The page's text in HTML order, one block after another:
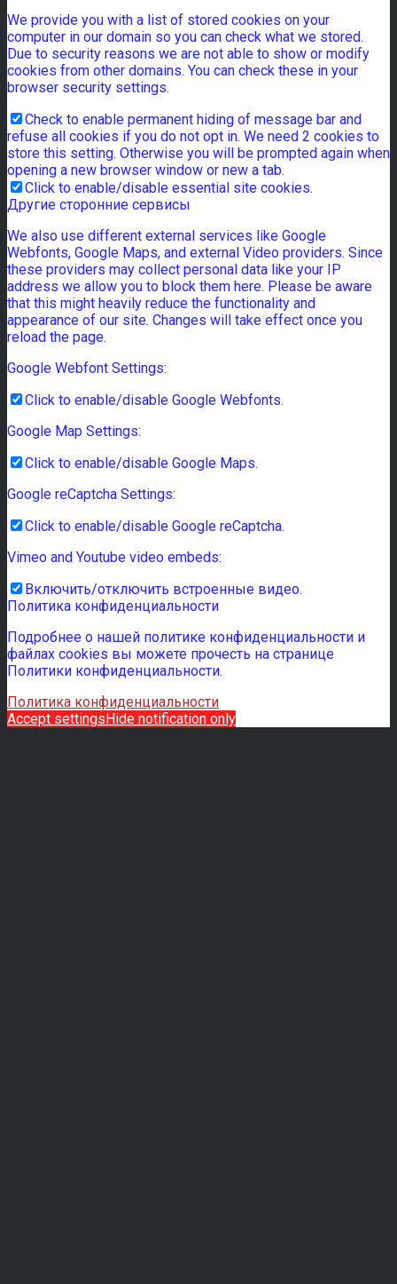
We provide you with a list of stored cookies on your
computer in our domain so you can check what we stored.
Due to security reasons we are not able to show or modify
cookies from other domains. You can check these in your
browser security settings.
Check to enable permanent hiding of message bar and
refuse all cookies if you do not opt in. We need 2 cookies to
store this setting. Otherwise you will be prompted again when
opening a new browser window or new a tab.
Click to enable/disable essential site cookies.
Другие сторонние сервисы
We also use different external services like Google
Webfonts, Google Maps, and external Video providers. Since
these providers may collect personal data like your IP
address we allow you to block them here. Please be aware
that this might heavily reduce the functionality and
appearance of our site. Changes will take effect once you
reload the page.
Google Webfont Settings:
Click to enable/disable Google Webfonts.
Google Map Settings:
Click to enable/disable Google Maps.
Google reCaptcha Settings:
Click to enable/disable Google reCaptcha.
Vimeo and Youtube video embeds:
Включить/отключить встроенные видео.
Политика конфиденциальности
Подробнее о нашей политике конфиденциальности и
файлах cookies вы можете прочесть на странице
Политики конфиденциальности.
Политика конфиденциальности
Accept settingsHide notification only